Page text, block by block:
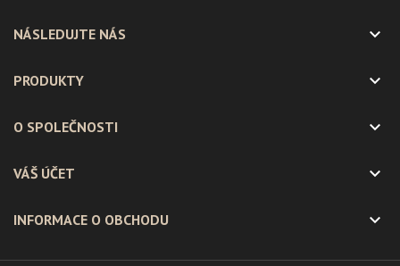
NÁSLEDUJTE NÁS 
PRODUKTY 
O SPOLEČNOSTI 
VÁŠ ÚČET 
INFORMACE O OBCHODU 